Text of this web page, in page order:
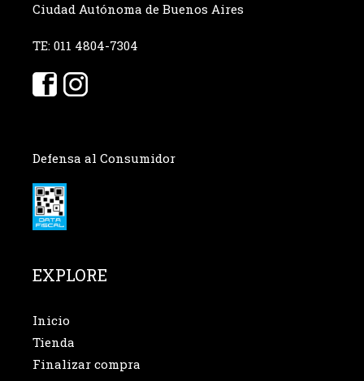
Ciudad Autónoma de Buenos Aires
TE: 011 4804-7304
Defensa al Consumidor
EXPLORE
Inicio
Tienda
Finalizar compra